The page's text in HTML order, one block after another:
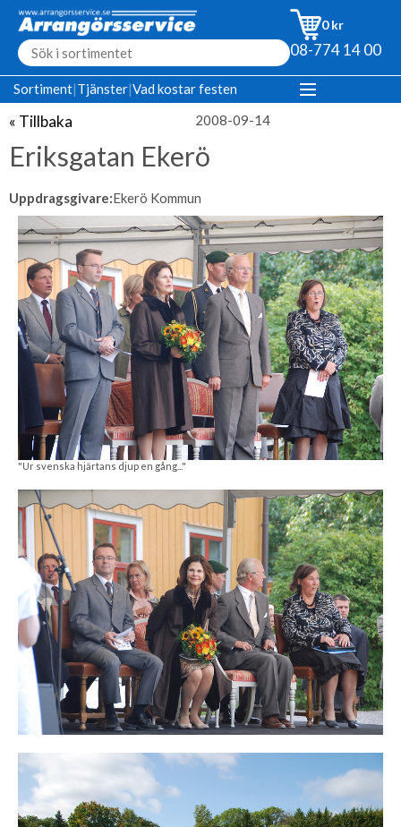
0 kr
08-774 14 00
Sortiment|Tjänster|Vad kostar festen
« Tillbaka 2008-09-14
Eriksgatan Ekerö
Uppdragsgivare:Ekerö Kommun
"Ur svenska hjärtans djup en gång..."